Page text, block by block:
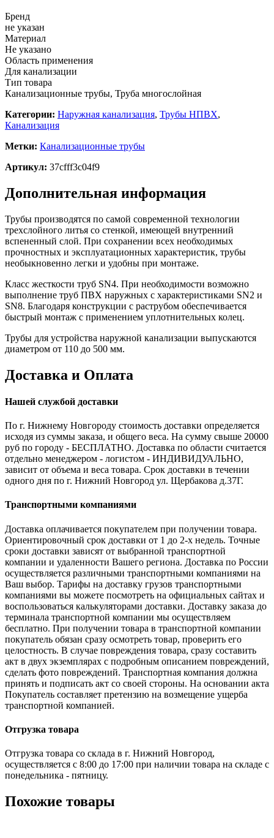
Бренд
не указан
Материал
Не указано
Область применения
Для канализации
Тип товара
Канализационные трубы, Труба многослойная
Категории: Наружная канализация, Трубы НПВХ,
Канализация
Метки: Канализационные трубы
Артикул: 37cfff3c04f9
Дополнительная информация
Трубы производятся по самой современной технологии
трехслойного литья со стенкой, имеющей внутренний
вспененный слой. При сохранении всех необходимых
прочностных и эксплуатационных характеристик, трубы
необыкновенно легки и удобны при монтаже.
Класс жесткости труб SN4. При необходимости возможно
выполнение труб ПВХ наружных с характеристиками SN2 и
SN8. Благодаря конструкции с раструбом обеспечивается
быстрый монтаж с применением уплотнительных колец.
Трубы для устройства наружной канализации выпускаются
диаметром от 110 до 500 мм.
Доставка и Оплата
Нашей службой доставки
По г. Нижнему Новгороду стоимость доставки определяется
исходя из суммы заказа, и общего веса. На сумму свыше 20000
руб по городу - БЕСПЛАТНО. Доставка по области считается
отдельно менеджером - логистом - ИНДИВИДУАЛЬНО,
зависит от объема и веса товара. Срок доставки в течении
одного дня по г. Нижний Новгород ул. Щербакова д.37Г.
Транспортными компаниями
Доставка оплачивается покупателем при получении товара.
Ориентировочный срок доставки от 1 до 2-х недель. Точные
сроки доставки зависят от выбранной транспортной
компании и удаленности Вашего региона. Доставка по России
осуществляется различными транспортными компаниями на
Ваш выбор. Тарифы на доставку грузов транспортными
компаниями вы можете посмотреть на официальных сайтах и
воспользоваться калькуляторами доставки. Доставку заказа до
терминала транспортной компании мы осуществляем
бесплатно. При получении товара в транспортной компании
покупатель обязан сразу осмотреть товар, проверить его
целостность. В случае повреждения товара, сразу составить
акт в двух экземплярах с подробным описанием повреждений,
сделать фото повреждений. Транспортная компания должна
принять и подписать акт со своей стороны. На основании акта
Покупатель составляет претензию на возмещение ущерба
транспортной компанией.
Отгрузка товара
Отгрузка товара со склада в г. Нижний Новгород,
осуществляется с 8:00 до 17:00 при наличии товара на складе с
понедельника - пятницу.
Похожие товары